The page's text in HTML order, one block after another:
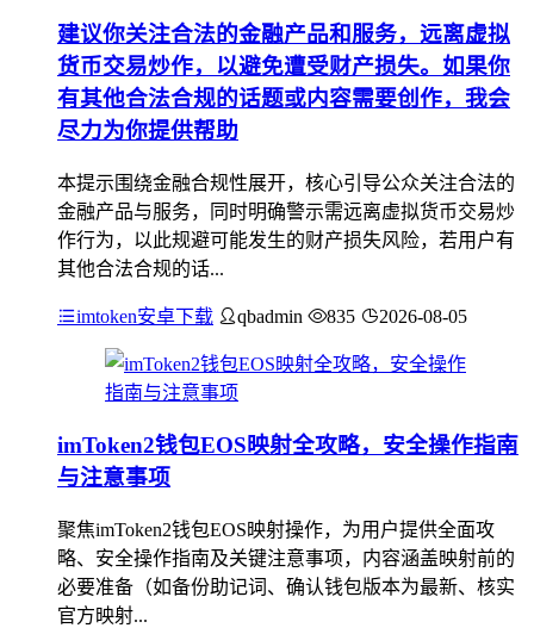
建议你关注合法的金融产品和服务，远离虚拟
货币交易炒作，以避免遭受财产损失。如果你
有其他合法合规的话题或内容需要创作，我会
尽力为你提供帮助
本提示围绕金融合规性展开，核心引导公众关注合法的
金融产品与服务，同时明确警示需远离虚拟货币交易炒
作行为，以此规避可能发生的财产损失风险，若用户有
其他合法合规的话...
imtoken安卓下载 qbadmin 835 2026-08-05
imToken2钱包EOS映射全攻略，安全操作指南
与注意事项
聚焦imToken2钱包EOS映射操作，为用户提供全面攻
略、安全操作指南及关键注意事项，内容涵盖映射前的
必要准备（如备份助记词、确认钱包版本为最新、核实
官方映射...